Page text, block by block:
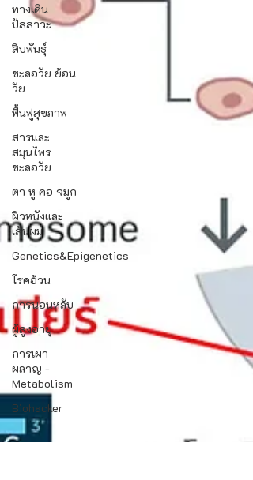
ทางเดิน
ปัสสาวะ
สืบพันธุ์
ชะลอวัย ย้อน
วัย
ฟื้นฟูสุขภาพ
สารและ
สมุนไพร
ชะลอวัย
ตา หู คอ จมูก
ผิวหนังและ
เส้นผม
Genetics&Epigenetics
โรคอ้วน
การนอนหลับ
ผู้สูงอายุ
การเผา
ผลาญ -
Metabolism
Biohacker